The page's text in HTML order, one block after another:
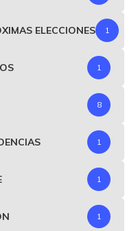
ELECCIONES 1
1
8
1
1
1